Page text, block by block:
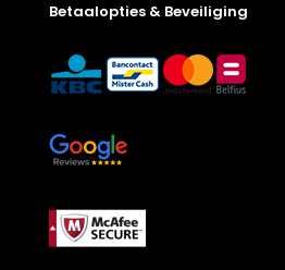
Betaalopties & Beveiliging